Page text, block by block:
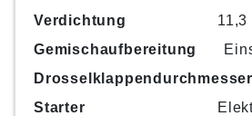
Verdichtung
11,3
Gemischaufbereitung
Drosselklappendurchmesser
Starter